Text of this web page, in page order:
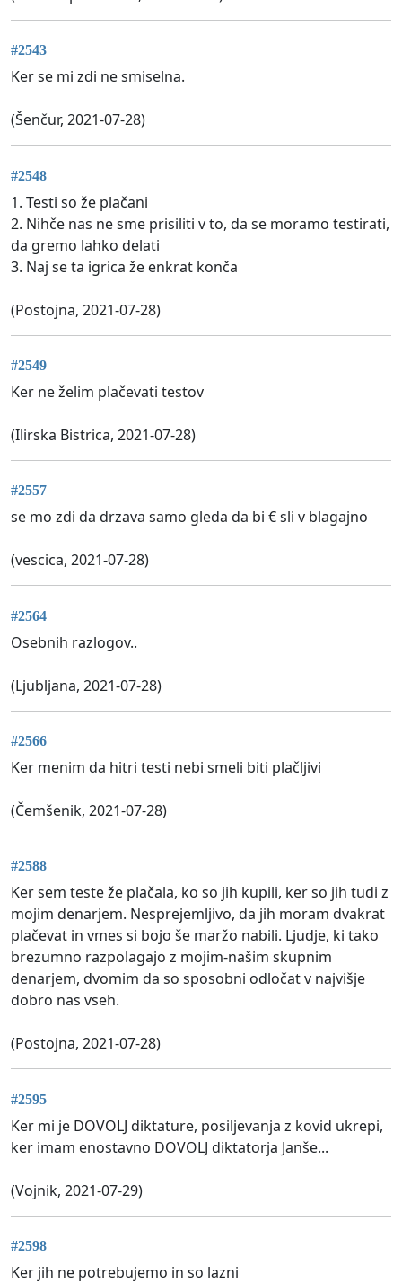
#2543
Ker se mi zdi ne smiselna.
(Šenčur, 2021-07-28)
#2548
1. Testi so že plačani
2. Nihče nas ne sme prisiliti v to, da se moramo testirati,
da gremo lahko delati
3. Naj se ta igrica že enkrat konča
(Postojna, 2021-07-28)
#2549
Ker ne želim plačevati testov
(Ilirska Bistrica, 2021-07-28)
#2557
se mo zdi da drzava samo gleda da bi € sli v blagajno
(vescica, 2021-07-28)
#2564
Osebnih razlogov..
(Ljubljana, 2021-07-28)
#2566
Ker menim da hitri testi nebi smeli biti plačljivi
(Čemšenik, 2021-07-28)
#2588
Ker sem teste že plačala, ko so jih kupili, ker so jih tudi z
mojim denarjem. Nesprejemljivo, da jih moram dvakrat
plačevat in vmes si bojo še maržo nabili. Ljudje, ki tako
brezumno razpolagajo z mojim-našim skupnim
denarjem, dvomim da so sposobni odločat v najvišje
dobro nas vseh.
(Postojna, 2021-07-28)
#2595
Ker mi je DOVOLJ diktature, posiljevanja z kovid ukrepi,
ker imam enostavno DOVOLJ diktatorja Janše...
(Vojnik, 2021-07-29)
#2598
Ker jih ne potrebujemo in so lazni